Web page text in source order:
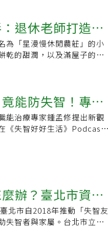
退休老師打造農
為「星漫慢休閒農莊」的小
乾的甜潤，以及滿屋子的笑
能防失智！專
有效
能治療專家鍾孟修提出新觀
《失智好好生活》Podcast
辦？臺北市資源
模式
北市自2018年推動「失智友
失智者與家屬。台北市立聯